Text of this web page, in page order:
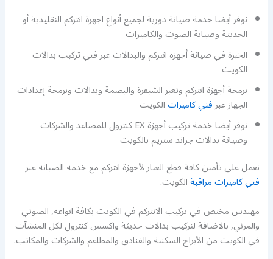
نوفر أيضا خدمة صيانة دورية لجميع أنواع اجهزة انتركم التقليدية أو
الحديثة وصيانة الصوت والكاميرات
الخبرة في صيانة أجهزة انتركم والبدالات عبر فني تركيب بدالات
الكويت
برمجة أجهزة انتركم وتغير الشيفرة والبصمة وبدالات وبرمجة إعدادات
الجهاز عبرفني كاميراتالكويت
نوفر أيضا خدمة تركيب أجهزة EX كنترول للمصاعد والشركات
وصيانة بدالات جراند ستريم بالكويت
نعمل على تأمين كافة قطع الغيار لأجهزة انتركم مع خدمة الصيانة عبر
فني كاميرات مراقبةالكويت.
مهندس مختص في تركيب الانتركم في الكويت بكافة انواعه, الصوتي
والمرئي, بالاضافة لتركيب بدالات حديثة واكسس كنترول لكل المنشآت
في الكويت من الأبراج السكنية والفنادق والمطاعم والشركات والمكاتب.